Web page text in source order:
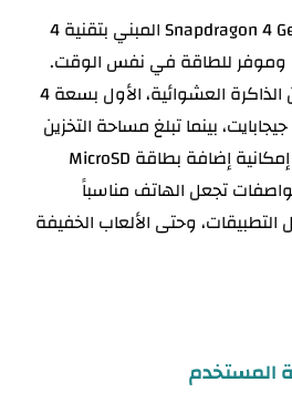
الهاتف يعمل بمعالج Snapdragon 4 Gen 2 المبني بتقنية 4
وموفر للطاقة في نفس الوقت.
ويتوفر الهاتف بخيارين من الذاكرة العشوائية، الأول بسعة 4
جيجابايت والثاني بسعة 6 جيجابايت، بينما تبلغ مساحة التخزين
الداخلي 128 جيجابايت مع إمكانية إضافة بطاقة MicroSD
تجعل الهاتف مناسباً
وحتى الألعاب الخفيفة
المستخدم